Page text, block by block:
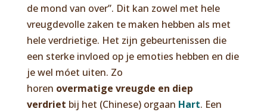
de mond van over”. Dit kan zowel met hele
vreugdevolle zaken te maken hebben als met
hele verdrietige. Het zijn gebeurtenissen die
een sterke invloed op je emoties hebben en die
je wel móet uiten. Zo
horen overmatige vreugde en diep
verdriet bij het (Chinese) orgaan Hart. Een